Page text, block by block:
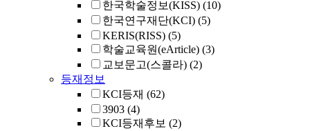
한국학술정보(KISS) (10)
한국연구재단(KCI) (5)
KERIS(RISS) (5)
학술교육원(eArticle) (3)
교보문고(스콜라) (2)
등재정보
KCI등재 (62)
3903 (4)
KCI등재후보 (2)